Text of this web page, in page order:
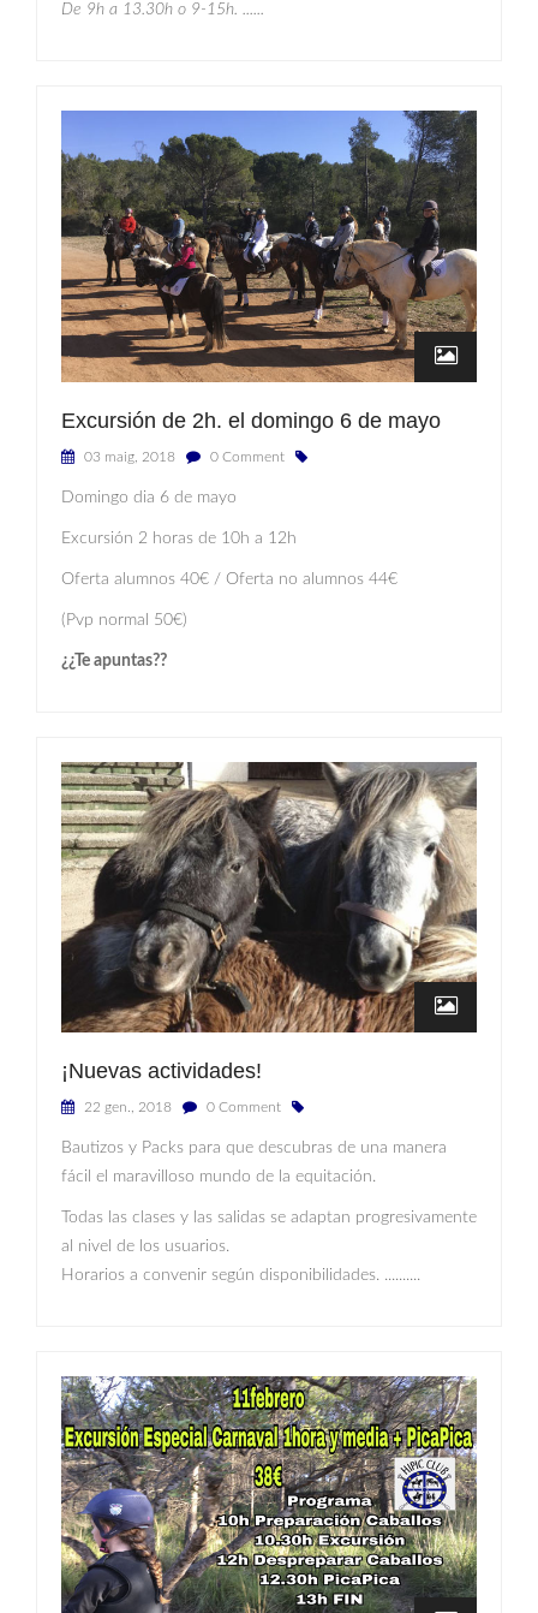
De 9h a 13.30h o 9-15h. ......
Excursión de 2h. el domingo 6 de mayo
03 maig, 2018 0 Comment
Domingo dia 6 de mayo
Excursión 2 horas de 10h a 12h
Oferta alumnos 40€ / Oferta no alumnos 44€
(Pvp normal 50€)
¿¿Te apuntas??
¡Nuevas actividades!
22 gen., 2018 0 Comment
Bautizos y Packs para que descubras de una manera
fácil el maravilloso mundo de la equitación.
Todas las clases y las salidas se adaptan progresivamente
al nivel de los usuarios.
Horarios a convenir según disponibilidades. ..........